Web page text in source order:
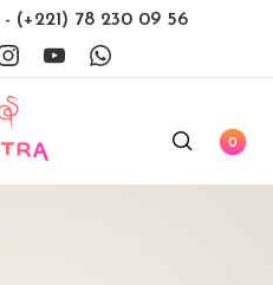
- (+221) 78 230 09 56
0